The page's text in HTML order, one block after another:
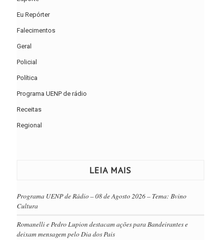
Eu Repórter
Falecimentos
Geral
Policial
Política
Programa UENP de rádio
Receitas
Regional
LEIA MAIS
Programa UENP de Rádio – 08 de Agosto 2026 – Tema: Bvino
Cultura
Romanelli e Pedro Lupion destacam ações para Bandeirantes e
deixam mensagem pelo Dia dos Pais